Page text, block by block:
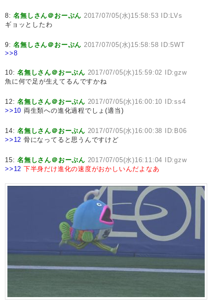
8:名無しさん＠おーぷん 2017/07/05(水)15:58:53 ID:LVs
ギョッとしたわ
9:名無しさん＠おーぷん 2017/07/05(水)15:58:58 ID:5WT
>>8
10:名無しさん＠おーぷん 2017/07/05(水)15:59:02 ID:gzw
魚に何で足が生えてるんですかね
12:名無しさん＠おーぷん 2017/07/05(水)16:00:10 ID:ss4
>>10 両生類への進化過程でしょ(適当)
14:名無しさん＠おーぷん 2017/07/05(水)16:00:38 ID:B06
>>12 骨になってると思うんですけど
15:名無しさん＠おーぷん 2017/07/05(水)16:11:04 ID:gzw
>>12 下半身だけ進化の速度がおかしいんだよなあ